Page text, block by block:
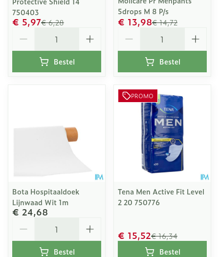
750403
€ 6,28
€ 5,97
Bestel
5drops M 8 P/s
€ 14,72
€ 13,98
Bestel
Bota Hospitaaldoek
Lijnwaad Wit 1m
€ 24,68
Bestel
PROMO
Tena Men Active Fit Level
2 20 750776
€ 16,34
€ 15,52
Bestel